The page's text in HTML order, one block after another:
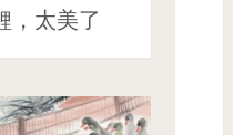
，太美了